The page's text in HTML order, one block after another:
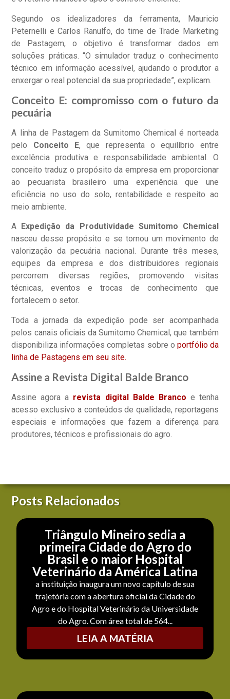
Segundo os idealizadores da ferramenta, Mauricio
Peternelli e Carlos Ranulfo, do time de Trade Marketing
de Pastagem, o objetivo é transformar dados em
soluções práticas. “O simulador traduz o conhecimento
técnico em informação acessível, ajudando o produtor a
enxergar o real potencial da sua propriedade”, explicam.
Conceito E: compromisso com o futuro da
pecuária
A linha de Pastagem da Sumitomo Chemical é norteada
pelo Conceito E, que representa o equilíbrio entre
excelência produtiva e responsabilidade ambiental. O
conceito traduz o propósito da empresa em proporcionar
ao pecuarista brasileiro uma experiência que une
eficiência no uso do solo, rentabilidade e respeito ao
meio ambiente.
A
Expedição da Produtividade Sumitomo Chemical
nasceu desse propósito e se tornou um movimento de
valorização da pecuária nacional. Durante três meses,
equipes da empresa e dos distribuidores regionais
percorrem diversas regiões, promovendo visitas
técnicas, eventos e trocas de conhecimento que
fortalecem o setor.
Toda a jornada da expedição pode ser acompanhada
pelos canais oficiais da Sumitomo Chemical, que também
disponibiliza informações completas sobre o portfólio da
linha de Pastagens em seu site.
Assine a Revista Digital Balde Branco
Assine agora a revista digital Balde Branco e tenha
acesso exclusivo a conteúdos de qualidade, reportagens
especiais e informações que fazem a diferença para
produtores, técnicos e profissionais do agro.
Posts Relacionados
Triângulo Mineiro sedia a
primeira Cidade do Agro do
Brasil e o maior Hospital
Veterinário da América Latina
a instituição inaugura um novo capítulo de sua
trajetória com a abertura oficial da Cidade do
Agro e do Hospital Veterinário da Universidade
do Agro. Com área total de 564...
LEIA A MATÉRIA